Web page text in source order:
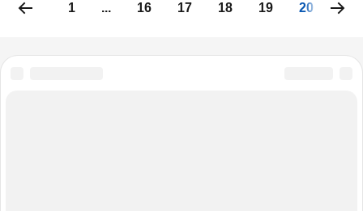
1 ... 16 17 18 19 20 21